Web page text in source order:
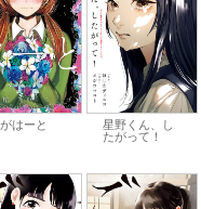
はーと
星野くん、し
たがって！